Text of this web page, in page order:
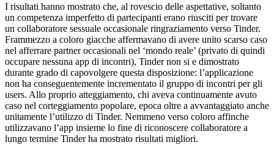
I risultati hanno mostrato che, al rovescio delle aspettative, soltanto
un competenza imperfetto di partecipanti erano riusciti per trovare
un collaboratore sessuale occasionale ringraziamento verso Tinder.
Frammezzo a coloro giacche affermavano di avere unito scarso caso
nel afferrare partner occasionali nel ‘mondo reale’ (privato di quindi
occupare nessuna app di incontri), Tinder non si e dimostrato
durante grado di capovolgere questa disposizione: l’applicazione
non ha conseguentemente incrementato il gruppo di incontri per gli
users. Allo proprio atteggiamento, chi aveva continuamente avuto
caso nel corteggiamento popolare, epoca oltre a avvantaggiato anche
unitamente l’utilizzo di Tinder. Nemmeno verso coloro affinche
utilizzavano l’app insieme lo fine di riconoscere collaboratore a
lungo termine Tinder ha mostrato risultati migliori.